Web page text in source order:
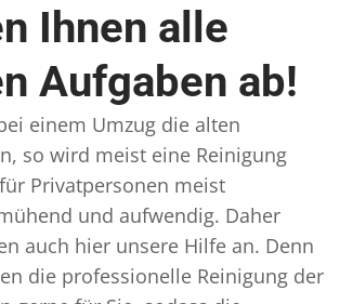
Ihnen alle
Aufgaben ab!
einem Umzug die alten
so wird meist eine Reinigung
Privatpersonen meist
und aufwendig. Daher
auch hier unsere Hilfe an. Denn
die professionelle Reinigung der